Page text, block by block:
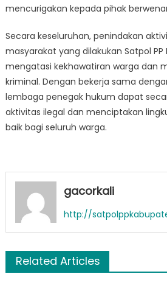
mencurigakan kepada pihak
Secara keseluruhan, penindakan
masyarakat yang dilakukan Satpol PP
mengatasi kekhawatiran warga dan
kriminal. Dengan bekerja sama
lembaga penegak hukum dapat
aktivitas ilegal dan menciptakan
baik bagi seluruh warga.
gacorkali
http://
Related Articles